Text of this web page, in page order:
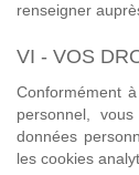
renseigner
VI - VOS
Conformément
personnel,
données
les cookies